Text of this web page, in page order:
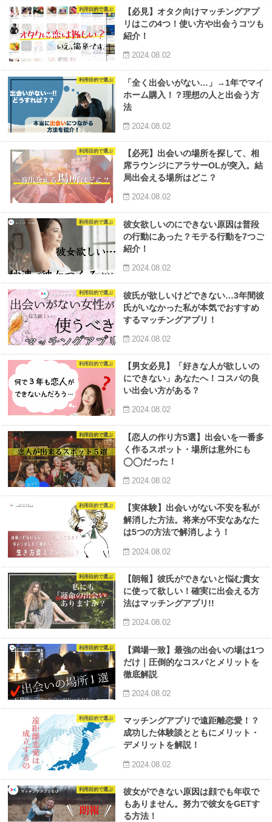
利用目的で選ぶ
【必見】オタク向けマッチングアプ
リはこの4つ！使い方や出会うコツも
紹介！
2024.08.02
利用目的で選ぶ
「全く出会いがない…」→1年でマイ
ホーム購入！？理想の人と出会う方
法
2024.08.02
利用目的で選ぶ
【必死】出会いの場所を探して、相
席ラウンジにアラサーOLが突入。結
局出会える場所はどこ？
2024.08.02
利用目的で選ぶ
彼女欲しいのにできない原因は普段
の行動にあった？モテる行動を7つご
紹介！
2024.08.02
利用目的で選ぶ
彼氏が欲しいけどできない…3年間彼
氏がいなかった私が本気でおすすめ
するマッチングアプリ！
2024.08.02
利用目的で選ぶ
【男女必見】「好きな人が欲しいの
にできない」あなたへ！コスパの良
い出会い方がある？
2024.08.02
利用目的で選ぶ
【恋人の作り方5選】出会いを一番多
く作るスポット・場所は意外にも
◯◯だった！
2024.08.02
利用目的で選ぶ
【実体験】出会いがない不安を私が
解消した方法。将来が不安なあなた
は5つの方法で解消しよう！
2024.08.02
利用目的で選ぶ
【朗報】彼氏ができないと悩む貴女
に使って欲しい！確実に出会える方
法はマッチングアプリ!!
2024.08.02
利用目的で選ぶ
【満場一致】最強の出会いの場は1つ
だけ｜圧倒的なコスパとメリットを
徹底解説
2024.08.02
利用目的で選ぶ
マッチングアプリで遠距離恋愛！？
成功した体験談とともにメリット・
デメリットを解説！
2024.08.02
利用目的で選ぶ
彼女ができない原因は顔でも年収で
もありません。努力で彼女をGETす
る方法！